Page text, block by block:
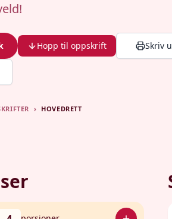
Hopp til oppskrift Skriv
› HOVEDRETT